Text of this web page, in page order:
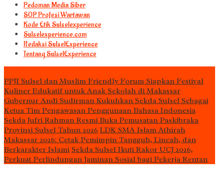
Pedoman Media Siber
S0P Profesi Wartawan
Kode Etik Sulselexperience
Sulselexperience.com
Redaksi SulselExperience
Tentang SulselExperience
PPJI Sulsel dan Muslim Friendly Forum Siapkan Festival
Kuliner Edukatif untuk Anak Sekolah di Makassar
Gubernur Andi Sudirman Kukuhkan Sekda Sulsel Sebagai
Ketua Tim Pengawasan Penggunaan Bahasa Indonesia
Sekda Jufri Rahman Resmi Buka Pemusatan Paskibraka
Provinsi Sulsel Tahun 2026 LDK SMA Islam Athirah
Makassar 2026: Cetak Pemimpin Tangguh, Lincah, dan
Berkarakter Islami Sekda Sulsel Ikuti Rakor UCJ 2026,
Perkuat Perlindungan Jaminan Sosial bagi Pekerja Rentan